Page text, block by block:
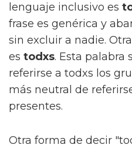
lenguaje inclusivo es
frase es genérica y
sin excluir a nadie.
es todxs. Esta palabra
referirse a todxs los
más neutral de
presentes.
Otra forma de decir